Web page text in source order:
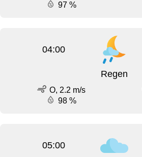
97 %
04:00
Regen
O, 2.2 m/s
98 %
05:00